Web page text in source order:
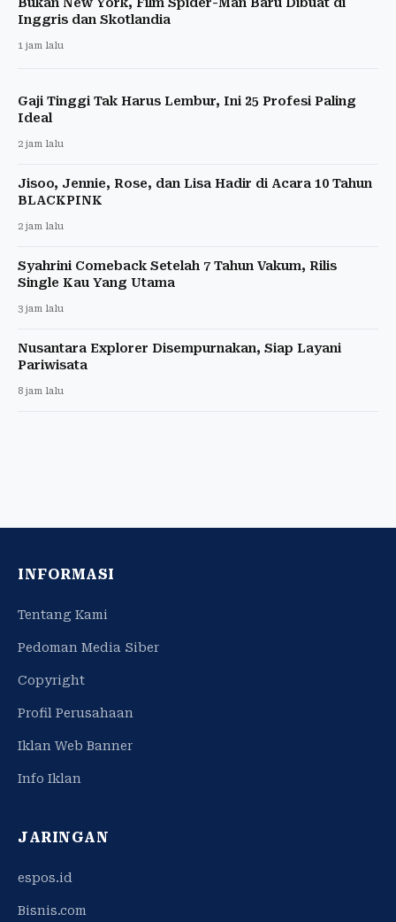
Inggris dan Skotlandia
1 jam lalu
Gaji Tinggi Tak Harus Lembur, Ini 25 Profesi Paling
Ideal
2 jam lalu
Jisoo, Jennie, Rose, dan Lisa Hadir di Acara 10 Tahun
BLACKPINK
2 jam lalu
Syahrini Comeback Setelah 7 Tahun Vakum, Rilis
Single Kau Yang Utama
3 jam lalu
Nusantara Explorer Disempurnakan, Siap Layani
Pariwisata
8 jam lalu
INFORMASI
Tentang Kami
Pedoman Media Siber
Copyright
Profil Perusahaan
Iklan Web Banner
Info Iklan
JARINGAN
espos.id
Bisnis.com